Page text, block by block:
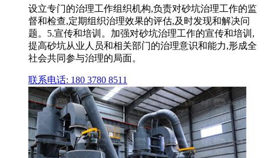
设立专门的治理工作组织机构,负责对砂坑治理工作的监
督和检查,定期组织治理效果的评估,及时发现和解决问
题。5.宣传和培训。加强对砂坑治理工作的宣传和培训,
提高砂坑从业人员和相关部门的治理意识和能力,形成全
社会共同参与治理的局面。
联系电话: 180 3780 8511